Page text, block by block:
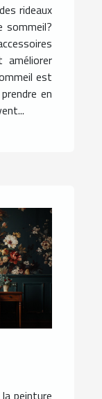
rideaux
améliorer
est
en